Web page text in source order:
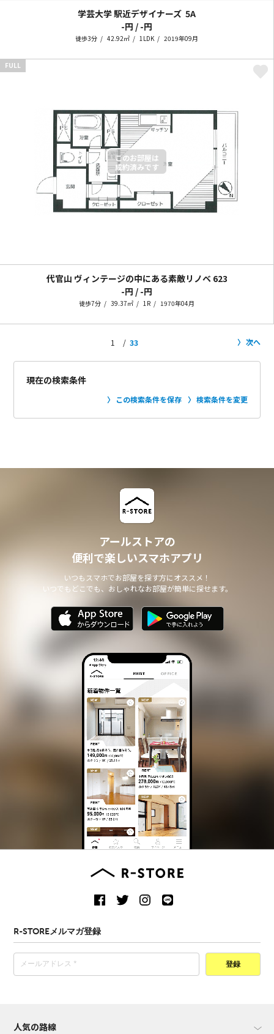
学芸大学 駅近デザイナーズ 5A
-円 / -円
徒歩3分 42.92㎡ 1LDK 2019年09月
FULL
代官山 ヴィンテージの中にある素敵リノベ 623
-円 / -円
徒歩7分 39.37㎡ 1R 1970年04月
1 33 次へ
現在の検索条件
検索条件を変更
この検索条件を保存
アールストアの
便利で楽しいスマホアプリ
いつもスマホでお部屋を探す方にオススメ！
いつでもどこでも、おしゃれなお部屋が簡単に探せます。
R-STOREメルマガ登録
登録
人気の路線